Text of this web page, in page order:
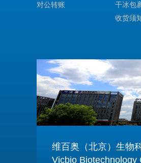
对公转账
干冰包
收货须
维百奥（北京）生物
Vicbio Biotechnology